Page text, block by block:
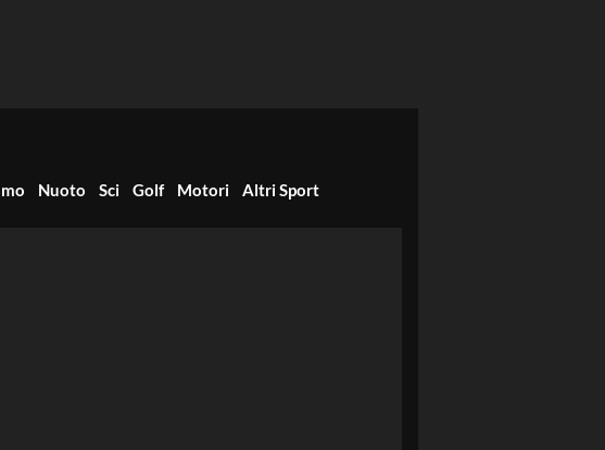
Nuoto Sci Golf Motori Altri Sport